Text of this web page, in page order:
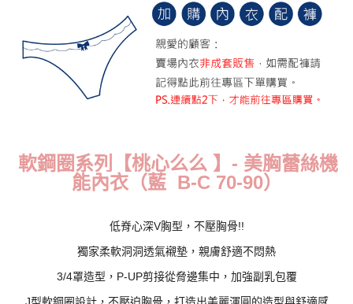
每筆NT$70，滿NT$799(含以上)免運費
7-11取貨付款
每筆NT$70，滿NT$798(含以上)免運費
宅配
每筆NT$70，滿NT$799(含以上)免運費
每筆NT$110，滿NT$1,000(含以上)免運費
軟鋼圈系列【桃心么么 】- 美胸蕾絲機
能內衣（藍 B-C 70-90）
低脊心深V胸型，不壓胸骨!!
獨家柔軟洞洞透氣襯墊，親膚舒適不悶熱
3/4罩造型，P-UP剪接從脅邊集中，加強副乳包覆